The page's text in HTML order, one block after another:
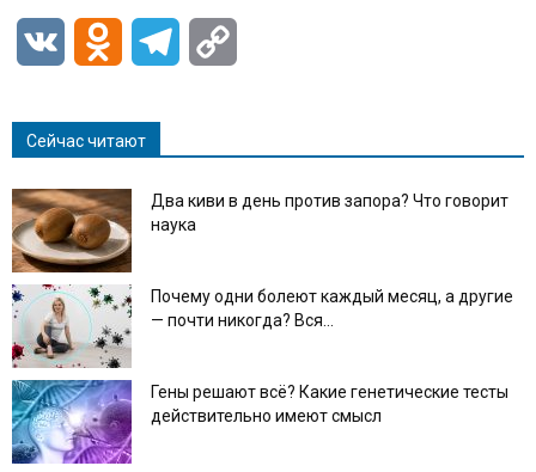
VK Odnoklassniki
Telegram
Сейчас читают
Два киви в день против запора? Что говорит
наука
Почему одни болеют каждый месяц, а другие
— почти никогда? Вся...
Гены решают всё? Какие генетические тесты
действительно имеют смысл